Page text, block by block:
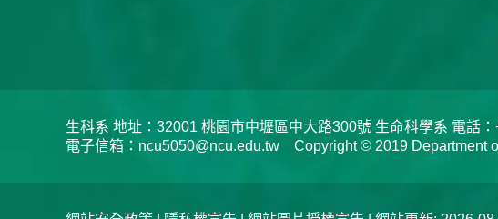
生科系 地址：32001 桃園市中壢區中大路300號 生命科學系 電
電子信箱：ncu5050@ncu.edu.tw Copyright © 2019 Department